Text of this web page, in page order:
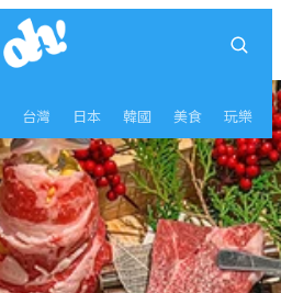
台灣 日本 韓國 美食 玩樂